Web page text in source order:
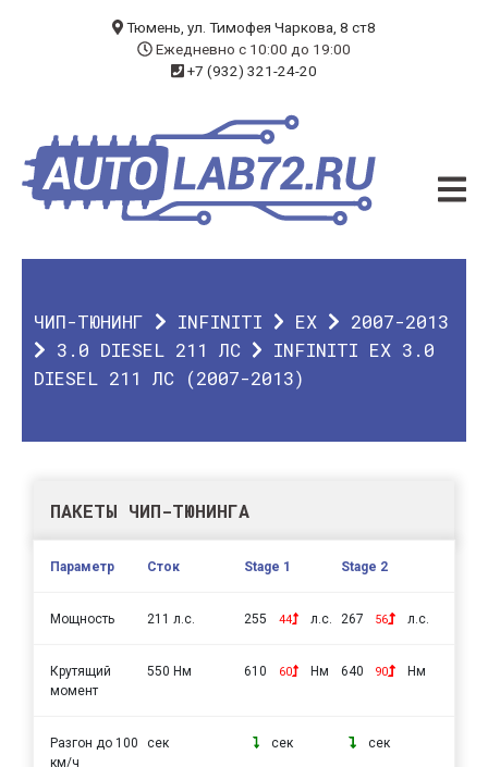
ЧИП-ТЮНИНГ
ДИАГНОСТИКА
О КОМПАНИИ
Тюмень, ул. Тимофея Чаркова, 8 ст8
Ежедневно с 10:00 до 19:00
+7 (932) 321-24-20
ЧИП-ТЮНИНГ INFINITI EX
2007-2013
3.0 DIESEL 211 ЛС
INFINITI EX 3.0
DIESEL 211 ЛС (2007-2013)
ПАКЕТЫ ЧИП-ТЮНИНГА
Параметр Сток Stage 1 Stage 2
Мощность 211 л.с. 255 44 л.с. 267 56 л.с.
Крутящий
момент
550 Нм 610 60 Нм 640 90 Нм
Разгон до 100
км/ч
сек сек сек